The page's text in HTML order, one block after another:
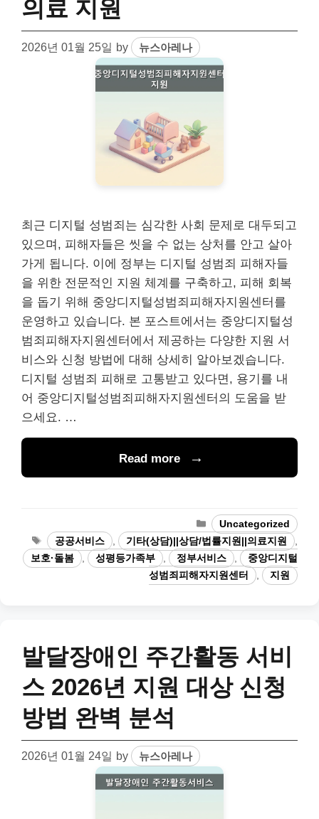
의료 지원
2026년 01월 25일 by 뉴스아레나
최근 디지털 성범죄는 심각한 사회 문제로 대두되고
있으며, 피해자들은 씻을 수 없는 상처를 안고 살아
가게 됩니다. 이에 정부는 디지털 성범죄 피해자들
을 위한 전문적인 지원 체계를 구축하고, 피해 회복
을 돕기 위해 중앙디지털성범죄피해자지원센터를
운영하고 있습니다. 본 포스트에서는 중앙디지털성
범죄피해자지원센터에서 제공하는 다양한 지원 서
비스와 신청 방법에 대해 상세히 알아보겠습니다.
디지털 성범죄 피해로 고통받고 있다면, 용기를 내
어 중앙디지털성범죄피해자지원센터의 도움을 받
으세요. …
Read more
Categories
Uncategorized
Tags공공서비스 기타(상담)||상담/법률지원||의료지원
보호·돌봄
성평등가족부 정부서비스
중앙디지털
성범죄피해자지원센터
지원
발달장애인 주간활동 서비
스 2026년 지원 대상 신청
방법 완벽 분석
2026년 01월 24일 by 뉴스아레나